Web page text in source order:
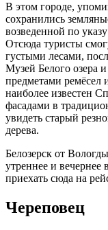
В этом городе,
сохранились
возведенной по
Отсюда туристы
густыми лесами,
Музей Белого озера
предметами ремёсел
наиболее известен
фасадами в
увидеть старый
дерева.
Белозерск от
утреннее и вечернее
приехать сюда на
Череповец